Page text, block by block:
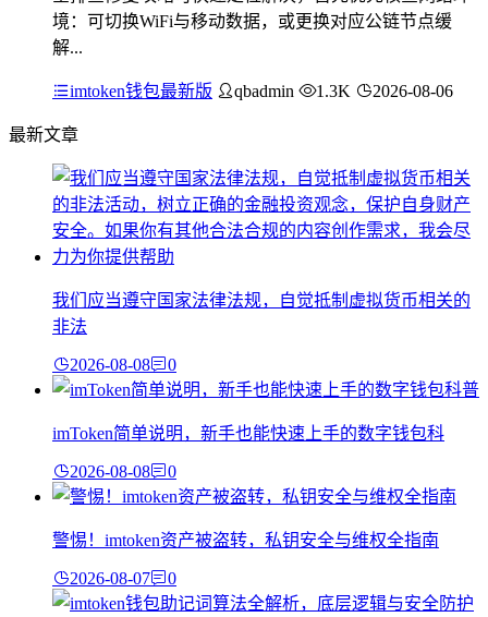
境：可切换WiFi与移动数据，或更换对应公链节点缓
解...
imtoken钱包最新版 qbadmin 1.3K 2026-08-06
最新文章
我们应当遵守国家法律法规，自觉抵制虚拟货币相关的
非法
2026-08-08 0
imToken简单说明，新手也能快速上手的数字钱包科
2026-08-08 0
警惕！imtoken资产被盗转，私钥安全与维权全指南
2026-08-07 0